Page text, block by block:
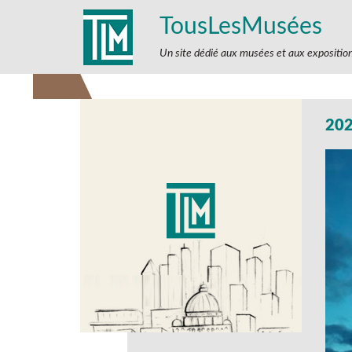
TousLesMusées
Un site dédié aux musées et aux